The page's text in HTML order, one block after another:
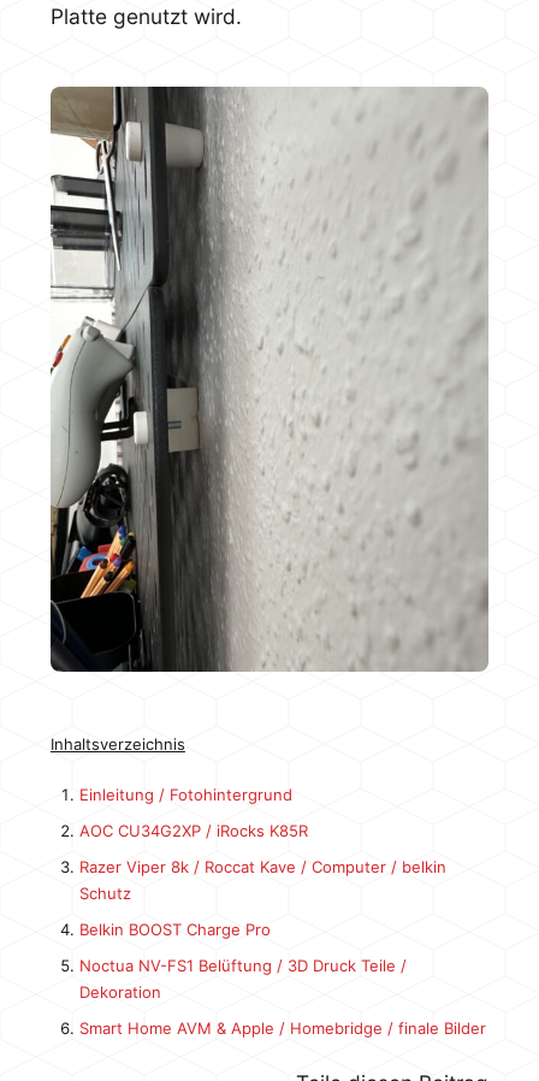
Platte genutzt wird.
Inhaltsverzeichnis
Einleitung / Fotohintergrund
AOC CU34G2XP / iRocks K85R
Razer Viper 8k / Roccat Kave / Computer / belkin
Schutz
Belkin BOOST Charge Pro
Noctua NV-FS1 Belüftung / 3D Druck Teile /
Dekoration
Smart Home AVM & Apple / Homebridge / finale Bilder